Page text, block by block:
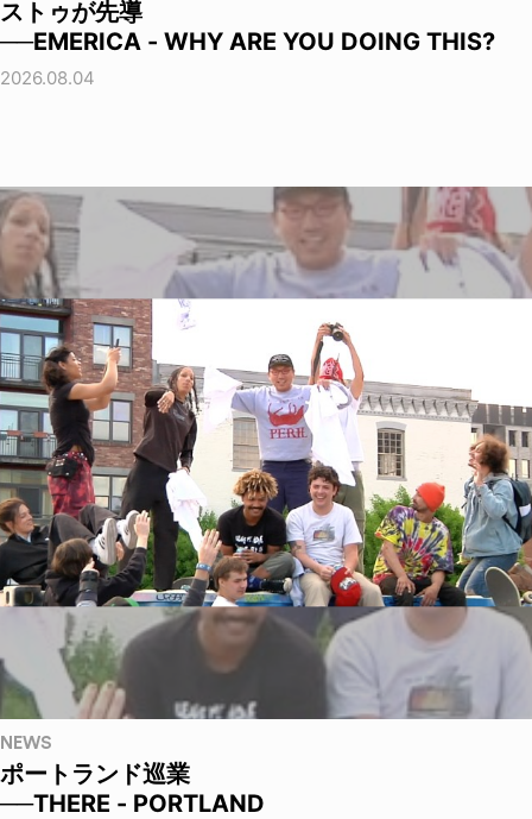
ストゥが先導
──EMERICA - WHY ARE YOU DOING THIS?
2026.08.04
NEWS
ポートランド巡業
──THERE - PORTLAND